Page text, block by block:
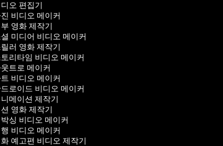
오 편집기
비디오 메이커
영화 제작기
미디어 비디오 메이커
러 영화 제작기
리타임 비디오 메이커
트로 메이커
비디오 메이커
로이드 비디오 메이커
메이션 제작기
영화 제작기
싱 비디오 메이커
비디오 메이커
예고편 비디오 제작기